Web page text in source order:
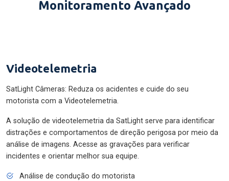
Monitoramento Avançado
Videotelemetria
SatLight Câmeras: Reduza os acidentes e cuide do seu
motorista com a Videotelemetria.
A solução de videotelemetria da SatLight serve para identificar
distrações e comportamentos de direção perigosa por meio da
análise de imagens. Acesse as gravações para verificar
incidentes e orientar melhor sua equipe.
Análise de condução do motorista